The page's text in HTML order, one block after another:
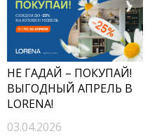
НЕ ГАДАЙ – ПОКУПАЙ!
ВЫГОДНЫЙ АПРЕЛЬ В
LORENA!
03.04.2026